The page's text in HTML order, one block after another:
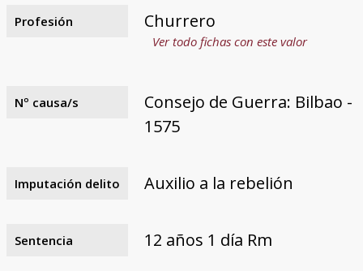
Profesión Churrero
Ver todo fichas con este valor
Nº causa/s
Consejo de Guerra: Bilbao -
1575
Imputación delito Auxilio a la rebelión
Sentencia 12 años 1 día Rm